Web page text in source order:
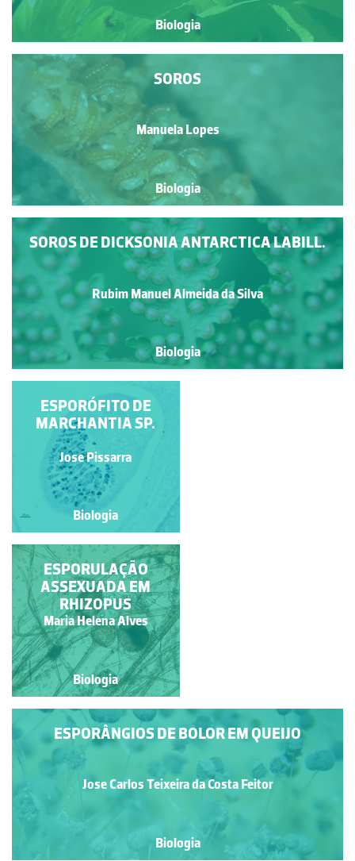
Biologia
SOROS
Manuela Lopes
Biologia
SOROS DE DICKSONIA ANTARCTICA LABILL.
Rubim Manuel Almeida da Silva
Biologia
ESPORÂNGIO DE
RHIZOPUS SP.
Jose Pissarra
Biologia
ESPORÓFITO DE
MARCHANTIA SP.
Jose Pissarra
Biologia
MICÉLIO E
ESPORÂNGIOS DE UM
BOLOR DO PÃO
Mº Fátima D. Cotrim C.
Fonseca
Biologia
ESPORULAÇÃO
ASSEXUADA EM
RHIZOPUS
Maria Helena Alves
Biologia
ESPORÂNGIOS DE BOLOR EM QUEIJO
Jose Carlos Teixeira da Costa Feitor
Biologia